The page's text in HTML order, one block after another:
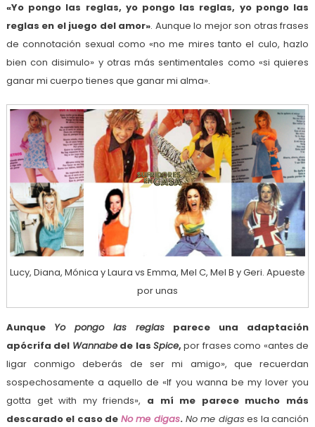
«Yo pongo las reglas, yo pongo las reglas, yo pongo las
reglas en el juego del amor». Aunque lo mejor son otras frases
de connotación sexual como «no me mires tanto el culo, hazlo
bien con disimulo» y otras más sentimentales como «si quieres
ganar mi cuerpo tienes que ganar mi alma».
Lucy, Diana, Mónica y Laura vs Emma, Mel C, Mel B y Geri. Apueste
por unas
Aunque Yo pongo las reglas parece una adaptación
apócrifa del Wannabede lasSpice,por frases como «antes de
ligar conmigo deberás de ser mi amigo», que recuerdan
sospechosamente a aquello de «If you wanna be my lover you
gotta get with my friends», a mí me parece mucho más
descarado el caso de No me digas. No me digas es la canción